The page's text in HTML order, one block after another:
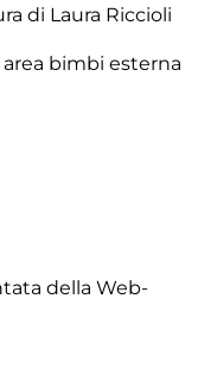
di Laura Riccioli
area bimbi esterna
della Web-